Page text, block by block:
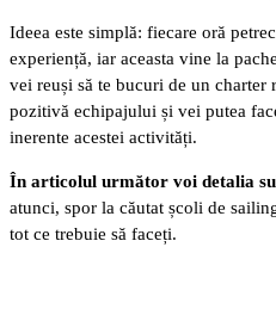
Ideea este simplă: fiecare oră
experiență, iar aceasta vine la
vei reuși să te bucuri de un charter
pozitivă echipajului și vei putea
inerente acestei activități.
În articolul următor voi detalia
atunci, spor la căutat școli de
tot ce trebuie să faceți.